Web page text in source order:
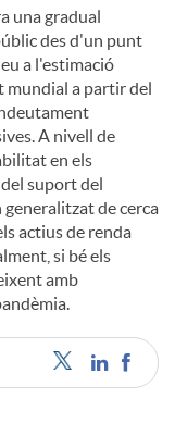
una gradual
des d'un punt
a l'estimació
mundial a partir del
A nivell de
en els
suport del
de cerca
actius de renda
si bé els
amb